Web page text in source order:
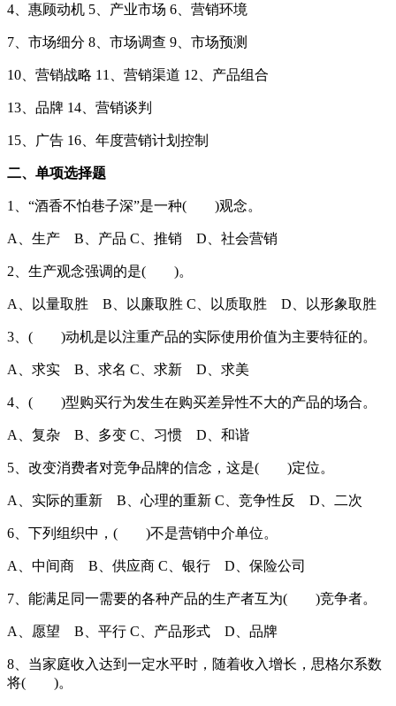
4、惠顾动机 5、产业市场 6、营销环境
7、市场细分 8、市场调查 9、市场预测
10、营销战略 11、营销渠道 12、产品组合
13、品牌 14、营销谈判
15、广告 16、年度营销计划控制
二、单项选择题
1、“酒香不怕巷子深”是一种( )观念。
A、生产 B、产品 C、推销 D、社会营销
2、生产观念强调的是( )。
A、以量取胜 B、以廉取胜 C、以质取胜 D、以形象取胜
3、( )动机是以注重产品的实际使用价值为主要特征的。
A、求实 B、求名 C、求新 D、求美
4、( )型购买行为发生在购买差异性不大的产品的场合。
A、复杂 B、多变 C、习惯 D、和谐
5、改变消费者对竞争品牌的信念，这是( )定位。
A、实际的重新 B、心理的重新 C、竞争性反 D、二次
6、下列组织中，( )不是营销中介单位。
A、中间商 B、供应商 C、银行 D、保险公司
7、能满足同一需要的各种产品的生产者互为( )竞争者。
A、愿望 B、平行 C、产品形式 D、品牌
8、当家庭收入达到一定水平时，随着收入增长，思格尔系数
将( )。